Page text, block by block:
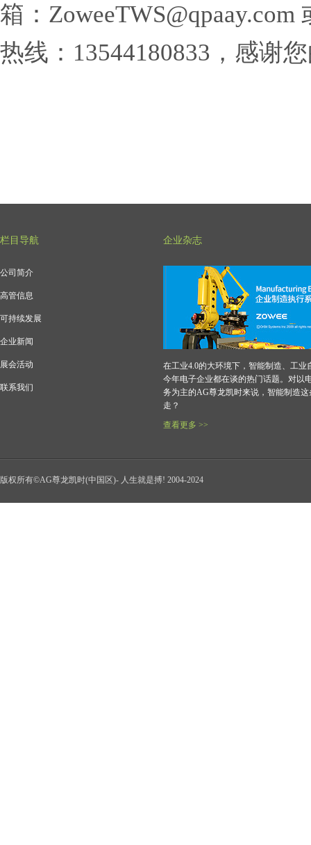
箱： ZoweeTWS@qpaay.com
热线：13544180833，感谢
栏目导航
公司简介
高管信息
可持续发展
企业新闻
展会活动
联系我们
企业杂志
在工业4.0的大环境下，智能制造、工业
今年电子企业都在谈的热门话题。对以
务为主的AG尊龙凯时来说，智能制造这
走？
查看更多 >>
版权所有©AG尊龙凯时(中国区)- 人生就是搏! 2004-2024